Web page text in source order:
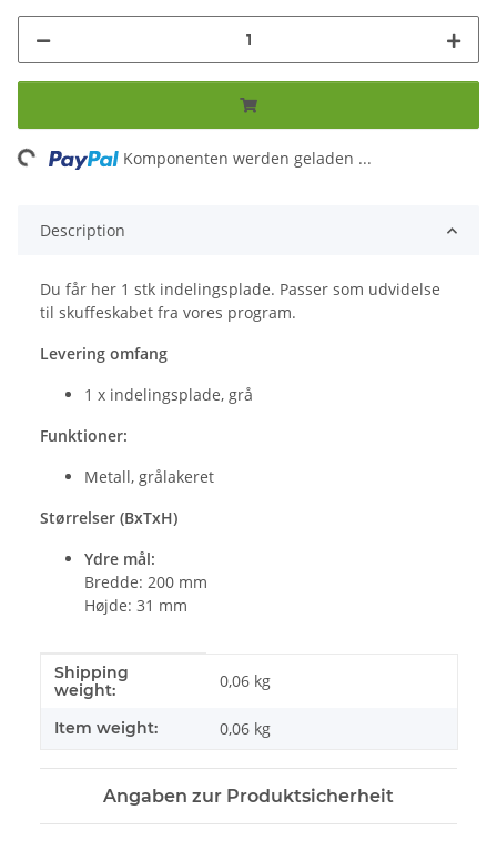
Komponenten werden geladen ...
Description
Du får her 1 stk indelingsplade. Passer som udvidelse
til skuffeskabet fra vores program.
Levering omfang
1 x indelingsplade, grå
Funktioner:
Metall, grålakeret
Størrelser (BxTxH)
Ydre mål:
Bredde: 200 mm
Højde: 31 mm
#productDetails.itemInformation#
#productDetails.itemValue#
Shipping
weight:
0,06 kg
Item weight: 0,06 kg
Angaben zur Produktsicherheit